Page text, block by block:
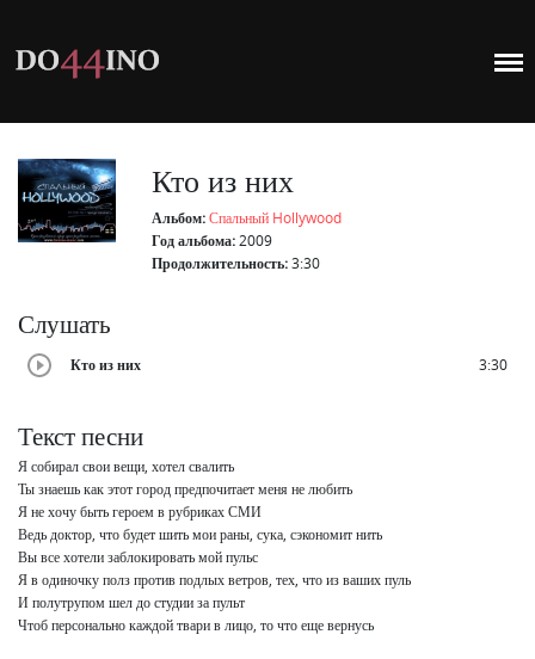
Кто из них
Альбом:Спальный Hollywood
Год альбома:2009
Продолжительность:3:30
Слушать
Кто из них 3:30
Текст песни
Я собирал свои вещи, хотел свалить
Ты знаешь как этот город предпочитает меня не любить
Я не хочу быть героем в рубриках СМИ
Ведь доктор, что будет шить мои раны, сука, сэкономит нить
Вы все хотели заблокировать мой пульс
Я в одиночку полз против подлых ветров, тех, что из ваших пуль
И полутрупом шел до студии за пульт
Чтоб персонально каждой твари в лицо, то что еще вернусь